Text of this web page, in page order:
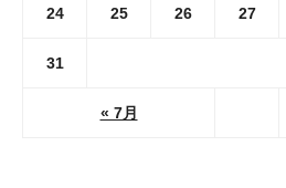
« 7月
24 25 26 27
31